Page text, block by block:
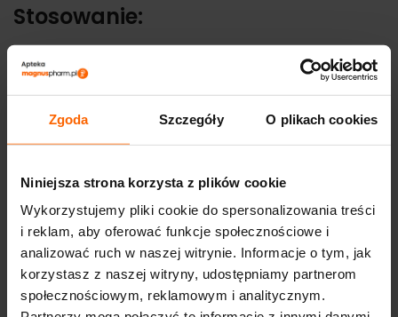
Zgoda Szczegóły O plikach cookies
Niniejsza strona korzysta z plików cookie
Wykorzystujemy pliki cookie do spersonalizowania treści
i reklam, aby oferować funkcje społecznościowe i
analizować ruch w naszej witrynie. Informacje o tym, jak
korzystasz z naszej witryny, udostępniamy partnerom
społecznościowym, reklamowym i analitycznym.
Stosowanie:
Nakładać rano i/lub wieczorem na oczyszczoną, suchą skórę powiek
i okolic oczu.
OPINIE (0)
DOSTAWA I PŁATNOŚĆ